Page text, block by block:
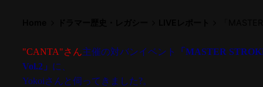
"CANTA"さん主催の対バンイベント
「MASTER
Vol.2」 に、
Yokoiさんと伺ってきました?。